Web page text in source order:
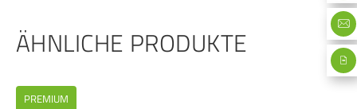
ÄHNLICHE PRODUKTE
PREMIUM